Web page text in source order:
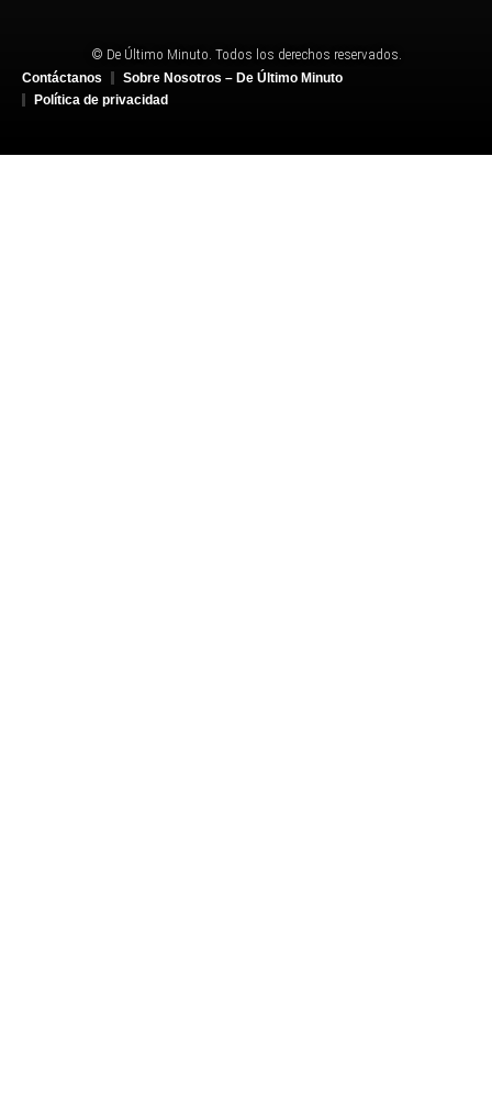
© De Último Minuto. Todos los derechos reservados.
Contáctanos
Sobre Nosotros – De Último Minuto
Política de privacidad